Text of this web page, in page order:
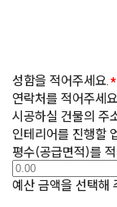
성함을 적어주세요.
연락처를 적어주세
시공하실 건물의 주
인테리어를 진행할
평수(공급면적)를
예산 금액을 선택해